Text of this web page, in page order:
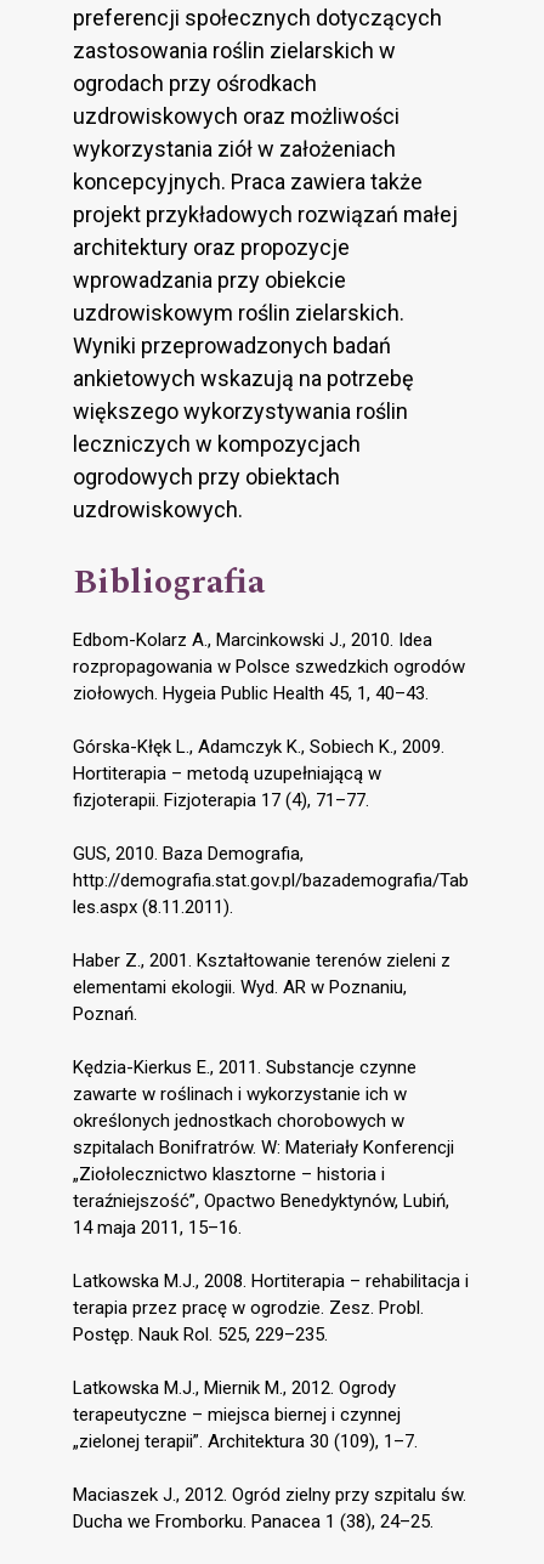
preferencji społecznych dotyczących
zastosowania roślin zielarskich w
ogrodach przy ośrodkach
uzdrowiskowych oraz możliwości
wykorzystania ziół w założeniach
koncepcyjnych. Praca zawiera także
projekt przykładowych rozwiązań małej
architektury oraz propozycje
wprowadzania przy obiekcie
uzdrowiskowym roślin zielarskich.
Wyniki przeprowadzonych badań
ankietowych wskazują na potrzebę
większego wykorzystywania roślin
leczniczych w kompozycjach
ogrodowych przy obiektach
uzdrowiskowych.
Bibliografia
Edbom-Kolarz A., Marcinkowski J., 2010. Idea
rozpropagowania w Polsce szwedzkich ogrodów
ziołowych. Hygeia Public Health 45, 1, 40–43.
Górska-Kłęk L., Adamczyk K., Sobiech K., 2009.
Hortiterapia – metodą uzupełniającą w
fizjoterapii. Fizjoterapia 17 (4), 71–77.
GUS, 2010. Baza Demografia,
http://demografia.stat.gov.pl/bazademografia/Tab
les.aspx (8.11.2011).
Haber Z., 2001. Kształtowanie terenów zieleni z
elementami ekologii. Wyd. AR w Poznaniu,
Poznań.
Kędzia-Kierkus E., 2011. Substancje czynne
zawarte w roślinach i wykorzystanie ich w
określonych jednostkach chorobowych w
szpitalach Bonifratrów. W: Materiały Konferencji
„Ziołolecznictwo klasztorne – historia i
teraźniejszość”, Opactwo Benedyktynów, Lubiń,
14 maja 2011, 15–16.
Latkowska M.J., 2008. Hortiterapia – rehabilitacja i
terapia przez pracę w ogrodzie. Zesz. Probl.
Postęp. Nauk Rol. 525, 229–235.
Latkowska M.J., Miernik M., 2012. Ogrody
terapeutyczne – miejsca biernej i czynnej
„zielonej terapii”. Architektura 30 (109), 1–7.
Maciaszek J., 2012. Ogród zielny przy szpitalu św.
Ducha we Fromborku. Panacea 1 (38), 24–25.